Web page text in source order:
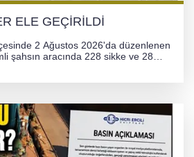
ELE GEÇİRİLDİ
2 Ağustos 2026'da düzenlenen
şahsın aracında 228 sikke ve 28